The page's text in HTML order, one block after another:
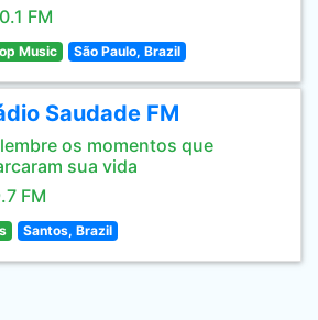
FM
Music São Paulo, Brazil
Saudade FM
os momentos que
sua vida
FM
Santos, Brazil